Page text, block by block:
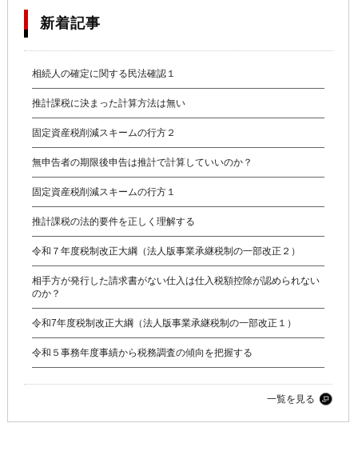
新着記事
相続人の確定に関する民法確認１
推計課税に決まった計算方法は無い
固定資産税削減スキームの行方２
無申告者の期限後申告は推計で計算していいのか？
固定資産税削減スキームの行方１
推計課税の法的要件を正しく理解する
令和７年度税制改正大綱（法人版事業承継税制の一部改正２）
相手方が発行した請求書がない仕入は仕入税額控除が認められない
のか？
令和7年度税制改正大綱（法人版事業承継税制の一部改正１）
令和５事務年度事績から税務調査の傾向を把握する
一覧を見る